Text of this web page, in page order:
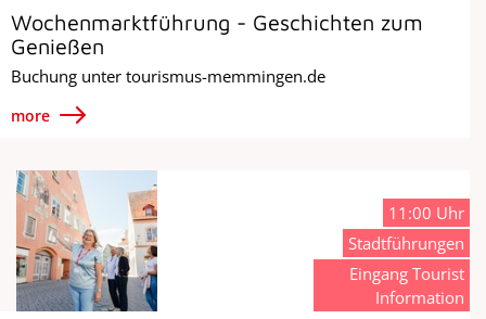
Wochenmarktführung - Geschichten zum
Genießen
Buchung unter tourismus-memmingen.de
more
11:00 Uhr
Stadtführungen
Eingang Tourist
Information